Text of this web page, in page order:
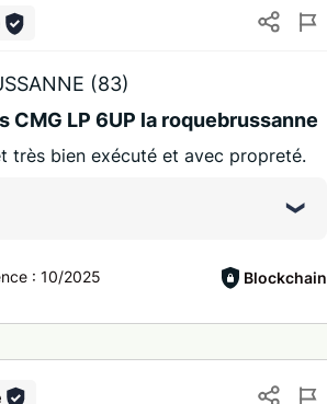
(83)
CMG LP 6UP la roquebrussanne
très bien exécuté et avec propreté.
:10/2025 Blockchain